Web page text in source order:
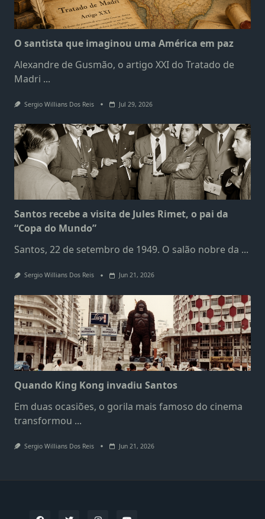
O santista que imaginou uma América em paz
Alexandre de Gusmão, o artigo XXI do Tratado de
Madri ...
Sergio Willians Dos Reis Jul 29, 2026
Santos recebe a visita de Jules Rimet, o pai da
“Copa do Mundo”
Santos, 22 de setembro de 1949. O salão nobre da ...
Sergio Willians Dos Reis Jun 21, 2026
Quando King Kong invadiu Santos
Em duas ocasiões, o gorila mais famoso do cinema
transformou ...
Sergio Willians Dos Reis Jun 21, 2026